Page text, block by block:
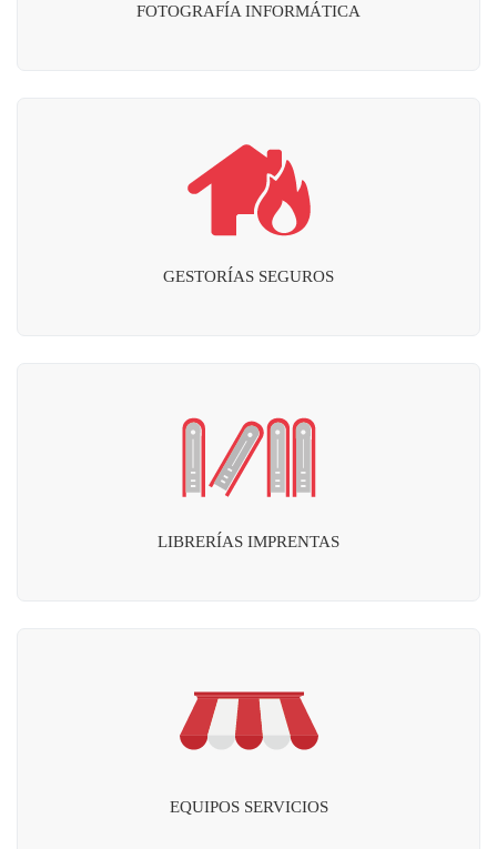
FOTOGRAFÍA INFORMÁTICA
GESTORÍAS SEGUROS
LIBRERÍAS IMPRENTAS
EQUIPOS SERVICIOS